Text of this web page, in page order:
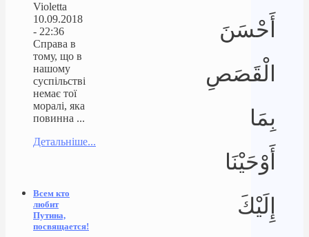
أَحْسَنَ
الْقَصَصِ
بِمَا
أَوْحَيْنَا
إِلَيْكَ
Violetta
10.09.2018
- 22:36
Справа в
тому, що в
нашому
суспільстві
немає тої
моралі, яка
повинна ...
Детальніше...
Всем кто
любит
Путина,
посвящается!